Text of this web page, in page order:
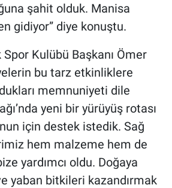
şahit olduk. Manisa
gidiyor” diye konuştu.
Spor Kulübü Başkanı Ömer
bu tarz etkinliklere
memnuniyeti dile
yeni bir yürüyüş rotası
için destek istedik. Sağ
hem malzeme hem de
yardımcı oldu. Doğaya
yaban bitkileri kazandırmak